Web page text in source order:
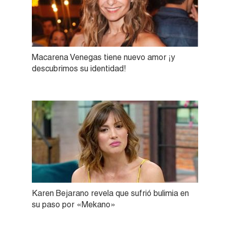
Macarena Venegas tiene nuevo amor ¡y
descubrimos su identidad!
Karen Bejarano revela que sufrió bulimia en
su paso por «Mekano»